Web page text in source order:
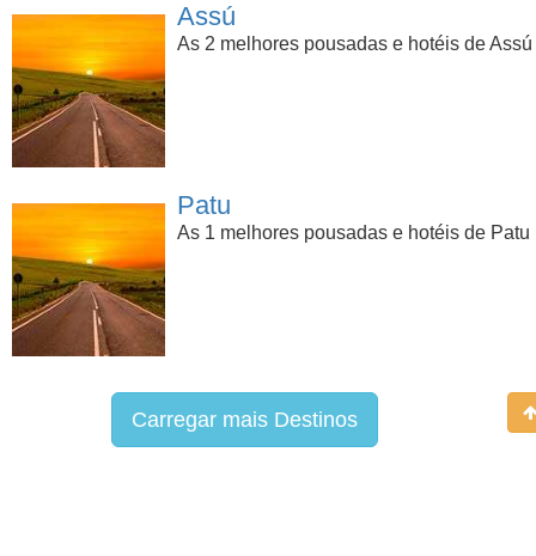
Assú
As 2 melhores pousadas e hotéis de Assú
Patu
As 1 melhores pousadas e hotéis de Patu
Carregar mais Destinos